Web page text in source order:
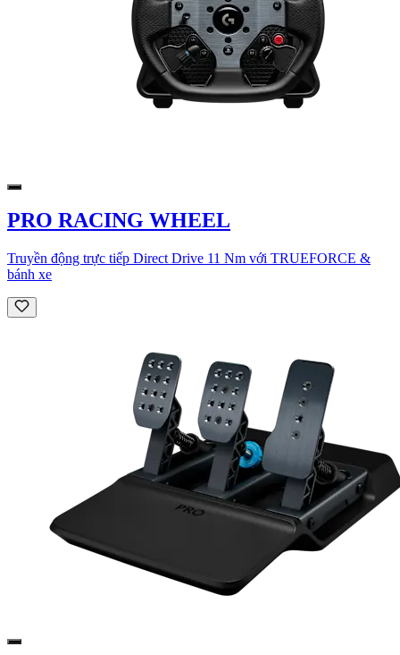
PRO RACING WHEEL
Truyền động trực tiếp Direct Drive 11 Nm với TRUEFORCE &
bánh xe